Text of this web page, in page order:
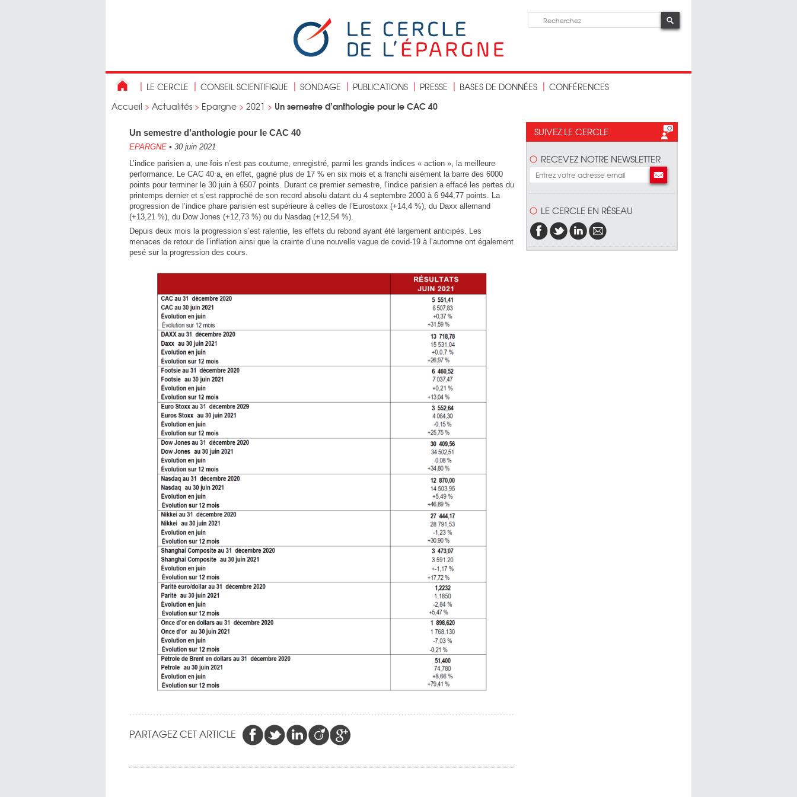
LE CERCLE CONSEIL SCIENTIFIQUE SONDAGE PUBLICATIONS PRESSE BASES DE DONNÉES
CONFÉRENCES
Accueil > Actualités > Epargne > 2021 > Un semestre d’anthologie pour le CAC 40
Un semestre d’anthologie pour le CAC 40
EPARGNE • 30 juin 2021
L’indice parisien a, une fois n’est pas coutume, enregistré, parmi les grands indices « action », la meilleure
performance. Le CAC 40 a, en effet, gagné plus de 17 % en six mois et a franchi aisément la barre des 6000
points pour terminer le 30 juin à 6507 points. Durant ce premier semestre, l’indice parisien a effacé les pertes du
printemps dernier et s’est rapproché de son record absolu datant du 4 septembre 2000 à 6 944,77 points. La
progression de l’indice phare parisien est supérieure à celles de l’Eurostoxx (+14,4 %), du Daxx allemand
(+13,21 %), du Dow Jones (+12,73 %) ou du Nasdaq (+12,54 %).
Depuis deux mois la progression s’est ralentie, les effets du rebond ayant été largement anticipés. Les
menaces de retour de l’inflation ainsi que la crainte d’une nouvelle vague de covid-19 à l’automne ont également
pesé sur la progression des cours.
PARTAGEZ CET ARTICLE
SUIVEZ LE CERCLE
RECEVEZ NOTRE NEWSLETTER
LE CERCLE EN RÉSEAU